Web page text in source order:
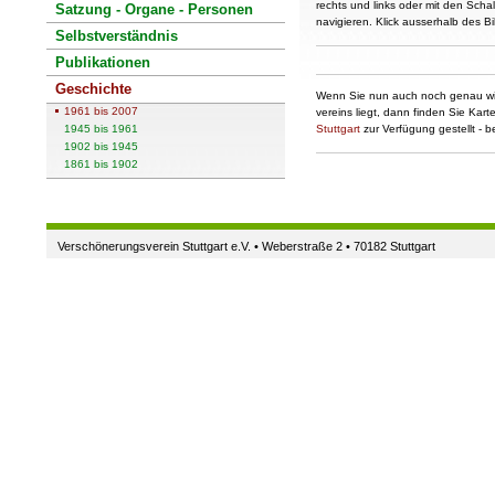
Satzung - Organe - Personen
Selbstverständnis
Publikationen
Geschichte
1961 bis 2007
1945 bis 1961
1902 bis 1945
1861 bis 1902
rechts und links oder mit den
navigieren. Klick ausserhalb des
Wenn Sie nun auch noch genau
vereins liegt, dann finden Sie
Stuttgartzur Verfügung gestellt -
Verschönerungsverein Stuttgart e.V. • Weberstraße 2 • 70182 Stuttgart